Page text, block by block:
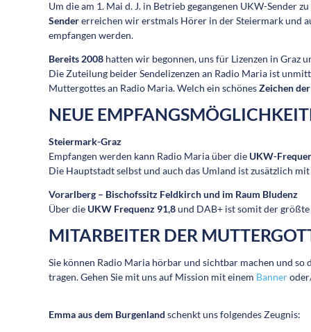
Um die am 1. Mai d. J. in Betrieb gegangenen UKW-Sender
Sendererreichen wir erstmals Hörer in der Steiermark und
empfangen werden.
Bereits 2008 hatten wir begonnen, uns für Lizenzen in Graz
Die Zuteilung beider Sendelizenzen an Radio Maria ist
Muttergottes an Radio Maria. Welch ein schönesZeichen
NEUE
Steiermark-Graz
Empfangen werden kann Radio Maria über die UKW-
Die Hauptstadt selbst und auch das Umland ist zusätzlich
Vorarlberg – Bischofssitz Feldkirch und im Raum Bludenz
Über die UKW Frequenz 91,8und DAB+ ist somit der größte
MITARBEITER DER
Sie können Radio Maria hörbar und sichtbar machen und so
tragen. Gehen Sie mit uns auf Mission mit einem Banner
Emma aus dem Burgenland schenkt uns folgendes Zeugnis: